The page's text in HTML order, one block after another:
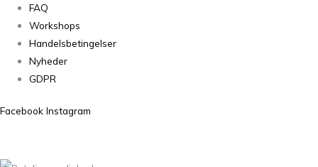
FAQ
Workshops
Handelsbetingelser
Nyheder
GDPR
Facebook Instagram